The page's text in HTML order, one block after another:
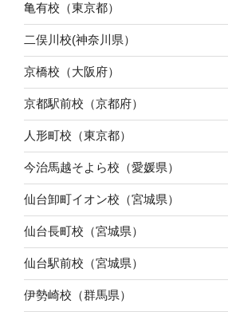
亀有校（東京都）
二俣川校(神奈川県）
京橋校（大阪府）
京都駅前校（京都府）
人形町校（東京都）
今治馬越そよら校（愛媛県）
仙台卸町イオン校（宮城県）
仙台長町校（宮城県）
仙台駅前校（宮城県）
伊勢崎校（群馬県）